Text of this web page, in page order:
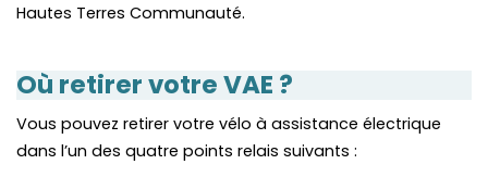
Hautes Terres Communauté.
Où retirer votre VAE ?
Vous pouvez retirer votre vélo à assistance électrique
dans l’un des quatre points relais suivants :